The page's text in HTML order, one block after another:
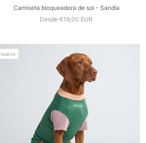
Camiseta bloqueadora de sol - Sandía
Desde €19,00 EUR
nuevo